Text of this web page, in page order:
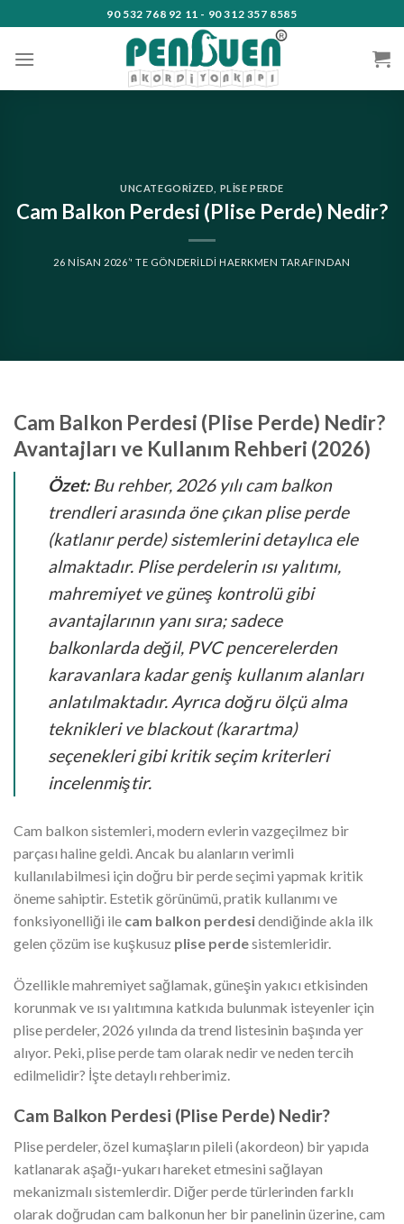
to
content
90 532 768 92 11 - 90 312 357 8585
UNCATEGORIZED PLISE PERDE
Cam Balkon Perdesi (Plise Perde) Nedir?
26 NISAN 2026’' TE GÖNDERILDI HAERKMEN TARAFINDAN
Cam Balkon Perdesi (Plise Perde) Nedir?
Avantajları ve Kullanım Rehberi (2026)
Özet:Bu rehber, 2026 yılı cam balkon
trendleri arasında öne çıkan plise perde
(katlanır perde) sistemlerini detaylıca ele
almaktadır. Plise perdelerin ısı yalıtımı,
mahremiyet ve güneş kontrolü gibi
avantajlarının yanı sıra; sadece
balkonlarda değil, PVC pencerelerden
karavanlara kadar geniş kullanım alanları
anlatılmaktadır. Ayrıca doğru ölçü alma
teknikleri ve blackout (karartma)
seçenekleri gibi kritik seçim kriterleri
incelenmiştir.
Cam balkon sistemleri, modern evlerin vazgeçilmez bir
parçası haline geldi. Ancak bu alanların verimli
kullanılabilmesi için doğru bir perde seçimi yapmak kritik
öneme sahiptir. Estetik görünümü, pratik kullanımı ve
fonksiyonelliği ile cam balkon perdesidendiğinde akla ilk
gelen çözüm ise kuşkusuz plise perdesistemleridir.
Özellikle mahremiyet sağlamak, güneşin yakıcı etkisinden
korunmak ve ısı yalıtımına katkıda bulunmak isteyenler için
plise perdeler, 2026 yılında da trend listesinin başında yer
alıyor. Peki, plise perde tam olarak nedir ve neden tercih
edilmelidir? İşte detaylı rehberimiz.
Cam Balkon Perdesi (Plise Perde) Nedir?
Plise perdeler, özel kumaşların pileli (akordeon) bir yapıda
katlanarak aşağı-yukarı hareket etmesini sağlayan
mekanizmalı sistemlerdir. Diğer perde türlerinden farklı
olarak doğrudan cam balkonun her bir panelinin üzerine, cam